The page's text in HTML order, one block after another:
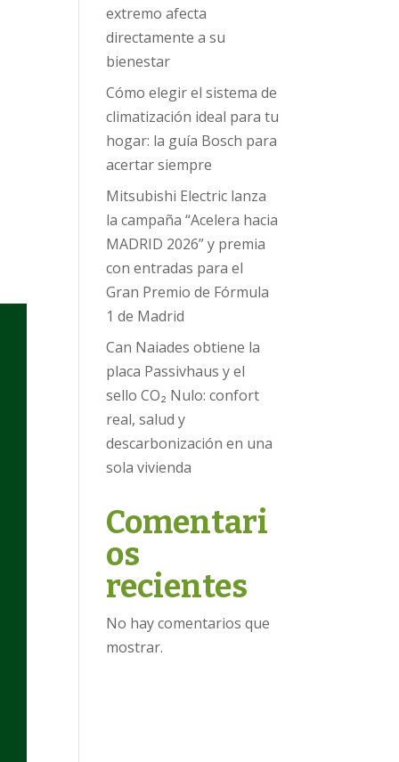
extremo afecta
directamente a su
bienestar
Cómo elegir el sistema de
climatización ideal para tu
hogar: la guía Bosch para
acertar siempre
Mitsubishi Electric lanza
la campaña “Acelera hacia
MADRID 2026” y premia
con entradas para el
Gran Premio de Fórmula
1 de Madrid
Can Naiades obtiene la
placa Passivhaus y el
sello CO₂ Nulo: confort
real, salud y
descarbonización en una
sola vivienda
Comentari
os
recientes
No hay comentarios que
mostrar.